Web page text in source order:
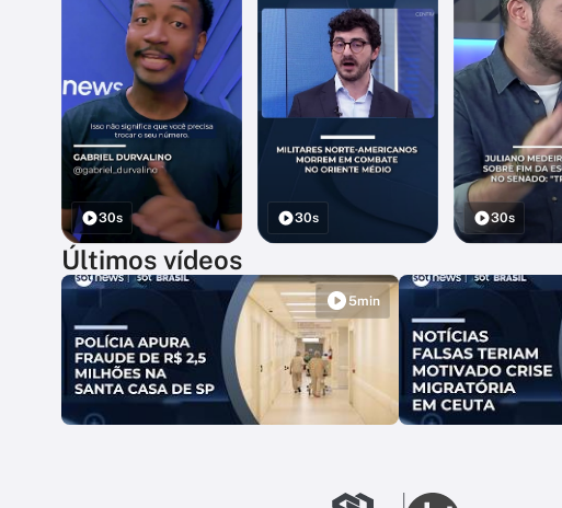
30s 30s 30s
Últimos vídeos
5min